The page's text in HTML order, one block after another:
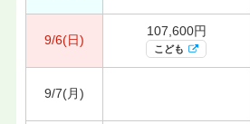
9/6(日)
107,600円
こども
9/7(月)